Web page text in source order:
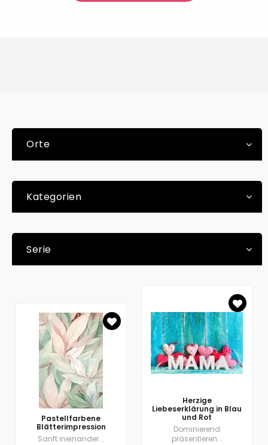
Orte
Kategorien
Serie
Pastellfarbene
Blätterimpression
Sanft ineinander...
Herzige
Liebeserklärung in Blau
und Rot
Dominierend
präsentieren...